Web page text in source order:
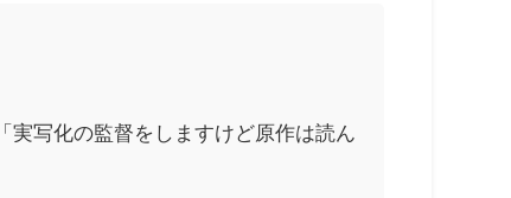
写化の監督をしますけど原作は読ん